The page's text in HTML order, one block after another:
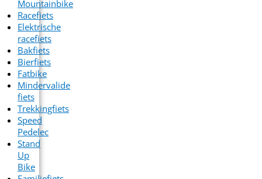
Mountainbike
Racefiets
Elektrische
racefiets
Bakfiets
Bierfiets
Fatbike
Mindervalide
fiets
Trekkingfiets
Speed
Pedelec
Stand
Up
Bike